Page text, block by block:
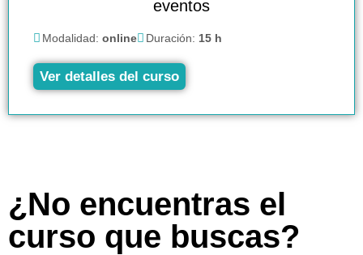
eventos
Modalidad: online Duración: 15 h
Ver detalles del curso
¿No encuentras el
curso que buscas?